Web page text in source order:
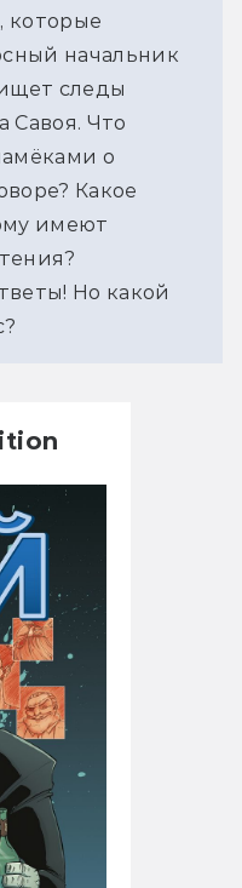
которые
начальник
следы
Савоя. Что
о
Какое
имеют
Но какой